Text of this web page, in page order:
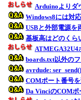
Arduinoよりダ
Windows8には対
USBと外部電源を
基板高はどのくら
ATMEGA32U4
boards.txt以外の
avrdude:
COMポート番号
Da VinciのCOMポ